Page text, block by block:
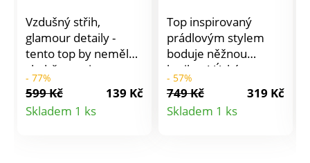
Vzdušný střih,
glamour detaily -
tento top by neměl
chybět mezi
smyslnými kousky
pro aktuální sezónu.
Bez rukávů. Vpředu
- 77%
599 Kč
139 Kč
Skladem 1 ks
Detail
Top inspirovaný
prádlovým stylem
boduje něžnou
krajkou! Úzká
ramínka pro absolutní
diskrétnost. Prsní
záševky. Ve
- 57%
749 Kč
319 Kč
Skladem 1 ks
Detail